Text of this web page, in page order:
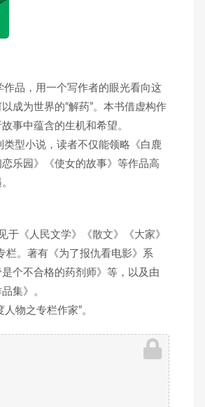
品，用一个写作者的眼光看向这
成为世界的“解药”。本书借虚构作
事中蕴含的生机和希望。
型小说，读者不仅能领略《白鹿
乐园》《使女的故事》等作品高
《人民文学》《散文》《大家》
栏。著有《为了报仇看电影》系
个不合格的药剂师》等，以及由
集》。
物之专栏作家”。